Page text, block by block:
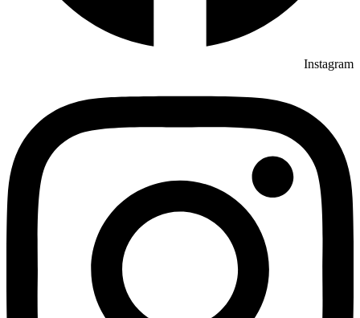
Instagram